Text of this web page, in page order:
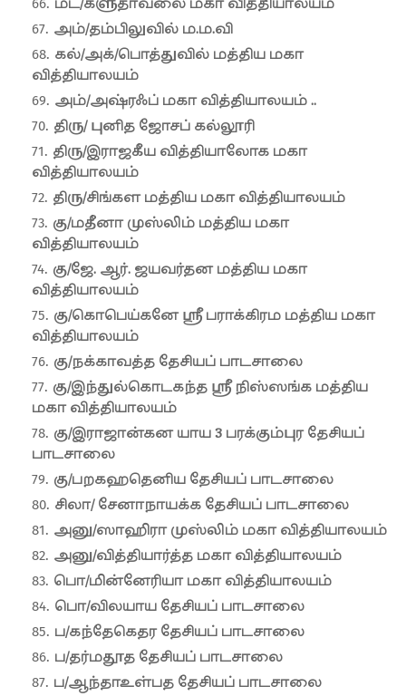
அம்/தம்பிலுவில் ம.ம.வி
கல்/அக்/பொத்துவில் மத்திய மகா
வித்தியாலயம்
அம்/அஷ்ரஃப் மகா வித்தியாலயம் ..
திரு/ புனித ஜோசப் கல்லூரி
திரு/இராஜகீய வித்தியாலோக மகா
வித்தியாலயம்
திரு/சிங்கள மத்திய மகா வித்தியாலயம்
கு/மதீனா முஸ்லிம் மத்திய மகா
வித்தியாலயம்
கு/ஜே. ஆர். ஜயவர்தன மத்திய மகா
வித்தியாலயம்
கு/கொபெய்கனே ஸ்ரீ பராக்கிரம மத்திய மகா
வித்தியாலயம்
கு/நக்காவத்த தேசியப் பாடசாலை
கு/இந்துல்கொடகந்த ஸ்ரீ நிஸ்ஸங்க மத்திய
மகா வித்தியாலயம்
கு/இராஜான்கன யாய 3 பரக்கும்புர தேசியப்
பாடசாலை
கு/பறகஹதெனிய தேசியப் பாடசாலை
சிலா/ சேனாநாயக்க தேசியப் பாடசாலை
அனு/ஸாஹிரா முஸ்லிம் மகா வித்தியாலயம்
அனு/வித்தியார்த்த மகா வித்தியாலயம்
பொ/மின்னேரியா மகா வித்தியாலயம்
பொ/விலயாய தேசியப் பாடசாலை
ப/கந்தேகெதர தேசியப் பாடசாலை
ப/தர்மதூத தேசியப் பாடசாலை
ப/ஆந்தாஉள்பத தேசியப் பாடசாலை